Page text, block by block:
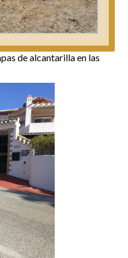
de alcantarilla en las